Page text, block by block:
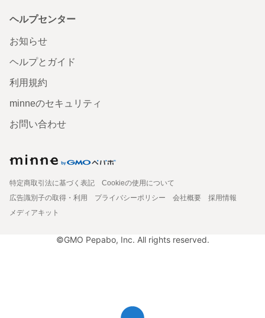
ヘルプセンター
お知らせ
ヘルプとガイド
利用規約
minneのセキュリティ
お問い合わせ
特定商取引法に基づく表記
Cookieの使用について
広告識別子の取得・利用
プライバシーポリシー 会社概要
採用情報
メディアキット
©GMO Pepabo, Inc. All rights reserved.